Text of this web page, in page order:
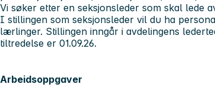
Vi søker etter en seksjonsleder som skal lede
I stillingen som seksjonsleder vil du ha
lærlinger. Stillingen inngår i avdelingens
tiltredelse er 01.09.26.
Arbeidsoppgaver